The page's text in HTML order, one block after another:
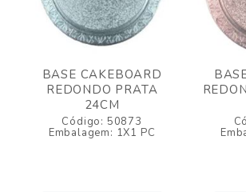
BASE CAKEBOARD
REDONDO PRATA
24CM
Código: 50873
Embalagem: 1X1 PC